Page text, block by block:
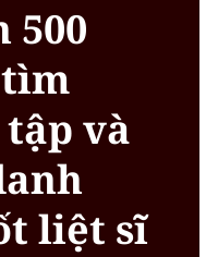
500
và
liệt sĩ